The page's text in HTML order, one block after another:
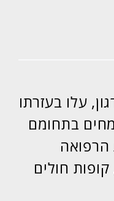
עלו בעזרתו
מומחים בתחומם
הרפואה
חולים